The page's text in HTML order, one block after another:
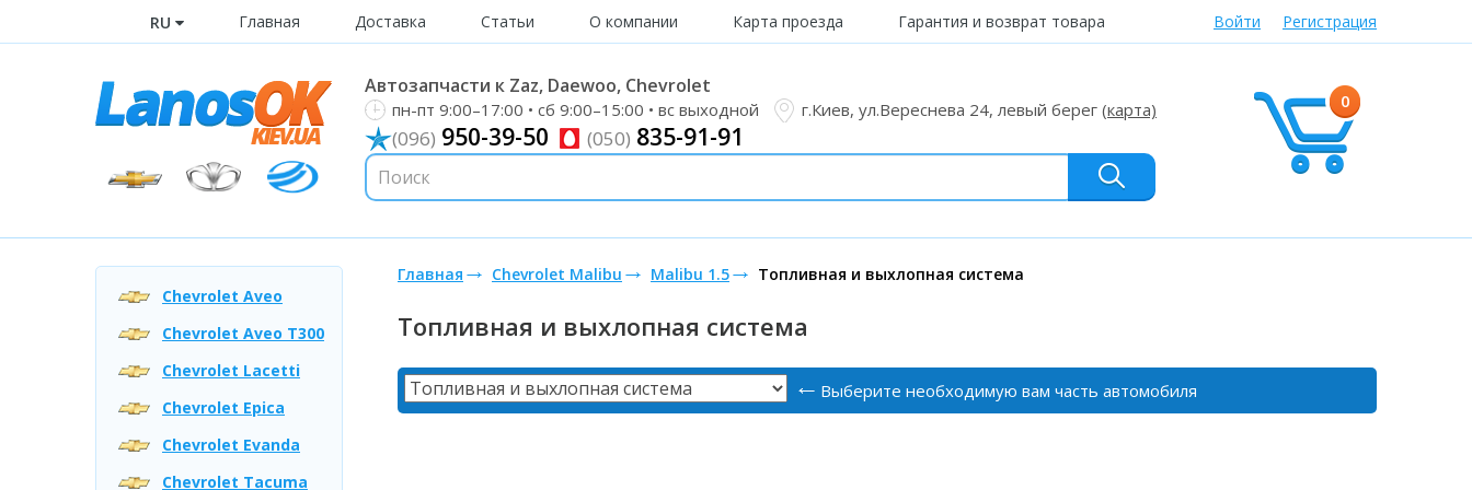
RU Главная Доставка Статьи О компании Карта проезда Гарантия и возврат товара Войти Регистрация
0
Автозапчасти к Zaz, Daewoo, Chevrolet
пн-пт 9:00–17:00 • сб 9:00–15:00 • вс выходной г.Киев, ул.Вереснева 24, левый берег (карта)
(096) 950-39-50 (050) 835-91-91
Chevrolet Aveo
Chevrolet Aveo T300
Chevrolet Lacetti
Chevrolet Epica
Chevrolet Evanda
Chevrolet Tacuma
Главная Chevrolet Malibu Malibu 1.5 Топливная и выхлопная система
Топливная и выхлопная система
Выберите необходимую вам часть автомобиля